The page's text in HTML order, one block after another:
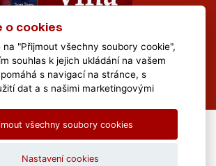
Muzeum Brněnska © 2020, Webdesign by
o cookies
na "Přijmout všechny soubory cookie",
souhlas k jejich ukládání na vašem
s navigací na stránce, s
dat a s našimi marketingovými
všechny soubory cookies
Nastavení cookies